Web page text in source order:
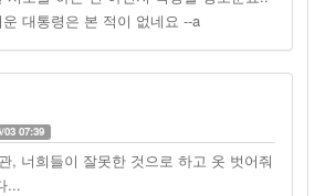
대통령은 본 적이 없네요 --a
03 07:39
, 너희들이 잘못한 것으로 하고 옷 벗어줘
...